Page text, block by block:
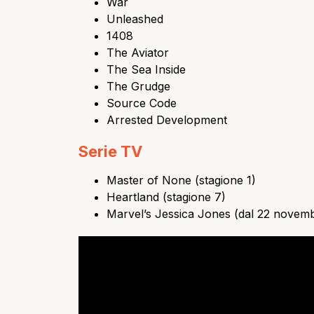
Unleashed
1408
The Aviator
The Sea Inside
The Grudge
Source Code
Arrested Development
Serie TV
Master of None (stagione 1)
Heartland (stagione 7)
Marvel’s Jessica Jones (dal 22